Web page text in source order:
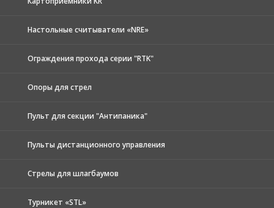
Настольные считыватели «NRE»
Ограждения прохода серии "RTK"
Опоры для стрел
Пульт для секции "Антипаника"
Пульты дистанционного управления
Стрелы для шлагбаумов
Турникет «STL»